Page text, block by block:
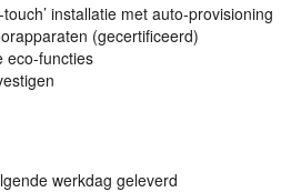
installatie met auto-provisioning
(gecertificeerd)
eco-functies
werkdag geleverd